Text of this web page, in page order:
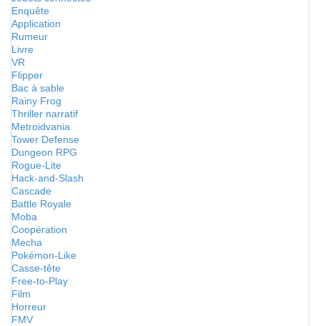
Enquête
Application
Rumeur
Livre
VR
Flipper
Bac à sable
Rainy Frog
Thriller narratif
Metroidvania
Tower Defense
Dungeon RPG
Rogue-Lite
Hack-and-Slash
Cascade
Battle Royale
Moba
Coopération
Mecha
Pokémon-Like
Casse-tête
Free-to-Play
Film
Horreur
FMV